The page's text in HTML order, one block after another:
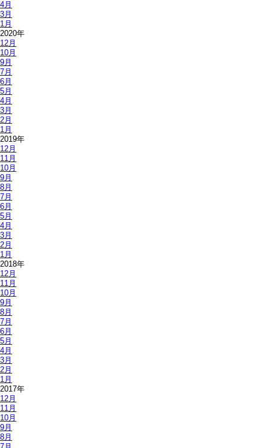
4月
3月
1月
2020年
12月
10月
9月
7月
6月
5月
4月
3月
2月
1月
2019年
12月
11月
10月
9月
8月
7月
6月
5月
4月
3月
2月
1月
2018年
12月
11月
10月
9月
8月
7月
6月
5月
4月
3月
2月
1月
2017年
12月
11月
10月
9月
8月